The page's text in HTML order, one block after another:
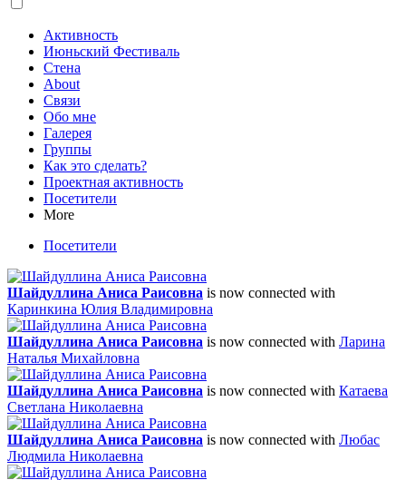
Активность
Июньский Фестиваль
Стена
About
Связи
Обо мне
Галерея
Группы
Как это сделать?
Проектная активность
Посетители
More
Посетители
Шайдуллина Аниса Раисовна is now connected with
Каринкина Юлия Владимировна
Шайдуллина Аниса Раисовна is now connected with Ларина
Наталья Михайловна
Шайдуллина Аниса Раисовна is now connected with Катаева
Светлана Николаевна
Шайдуллина Аниса Раисовна is now connected with Любас
Людмила Николаевна